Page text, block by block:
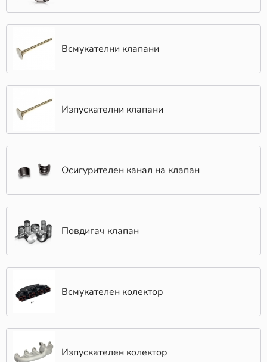
Всмукателни клапани
Изпускателни клапани
Осигурителен канал на клапан
Повдигач клапан
Всмукателен колектор
Изпускателен колектор